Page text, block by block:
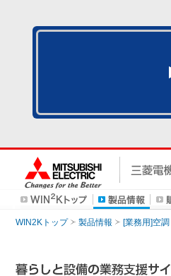
WIN2Kトップ 製品情報 [業務用]空